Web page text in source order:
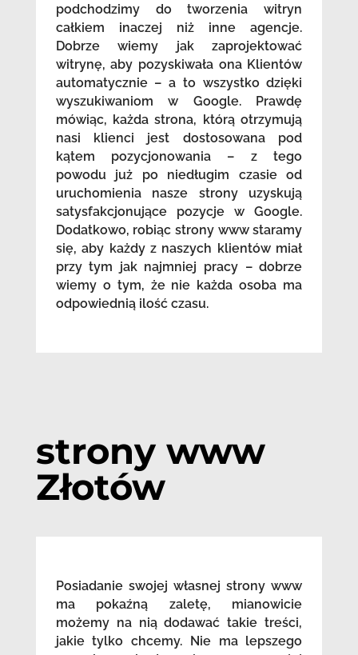
podchodzimy do tworzenia witryn
całkiem inaczej niż inne agencje.
Dobrze wiemy jak zaprojektować
witrynę, aby pozyskiwała ona Klientów
automatycznie – a to wszystko dzięki
wyszukiwaniom w Google. Prawdę
mówiąc, każda strona, którą otrzymują
nasi klienci jest dostosowana pod
kątem pozycjonowania – z tego
powodu już po niedługim czasie od
uruchomienia nasze strony uzyskują
satysfakcjonujące pozycje w Google.
Dodatkowo, robiąc strony www staramy
się, aby każdy z naszych klientów miał
przy tym jak najmniej pracy – dobrze
wiemy o tym, że nie każda osoba ma
odpowiednią ilość czasu.
strony www
Złotów
Posiadanie swojej własnej strony www
ma pokaźną zaletę, mianowicie
możemy na nią dodawać takie treści,
jakie tylko chcemy. Nie ma lepszego